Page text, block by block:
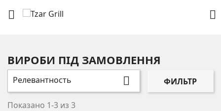
 
ВИРОБИ ПІД ЗАМОВЛЕННЯ
Релевантность  ФИЛЬТР
Показано 1-3 из 3